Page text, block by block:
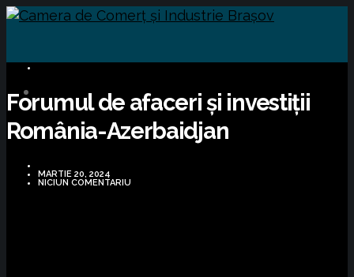
Forumul de afaceri și investiții
România-Azerbaidjan
MARTIE 20, 2024
NICIUN COMENTARIU